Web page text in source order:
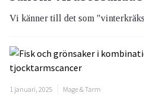
Vi känner till det som
1 januari, 2025 Mage & Tarm